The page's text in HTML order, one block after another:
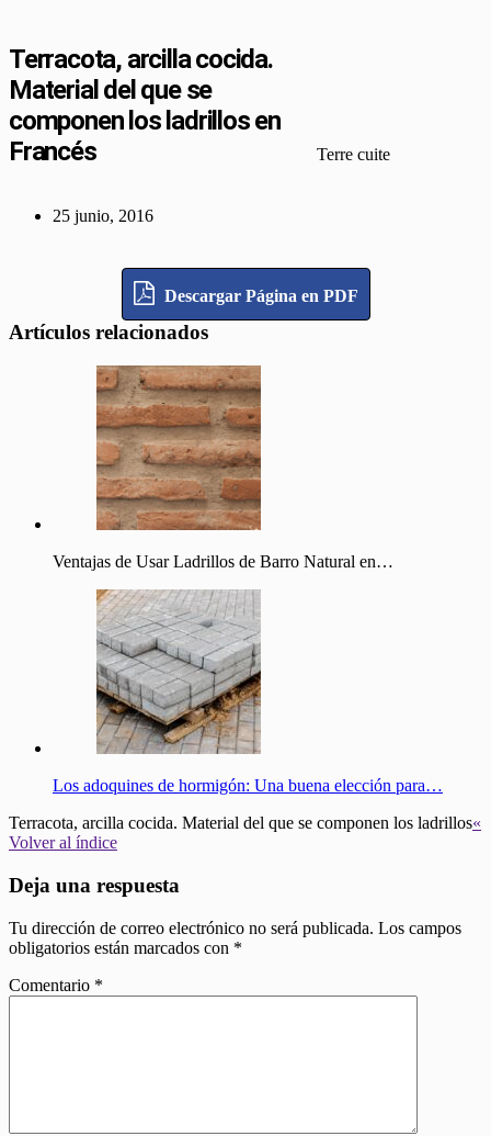
Terracota, arcilla cocida.
Material del que se
componen los ladrillos en
Francés
Terre cuite
25 junio, 2016
Descargar Página en PDF
Artículos relacionados
Ventajas de Usar Ladrillos de Barro Natural en…
Los adoquines de hormigón: Una buena elección para…
Terracota, arcilla cocida. Material del que se componen los ladrillos«
Volver al índice
Deja una respuesta
Tu dirección de correo electrónico no será publicada. Los campos
obligatorios están marcados con *
Comentario *